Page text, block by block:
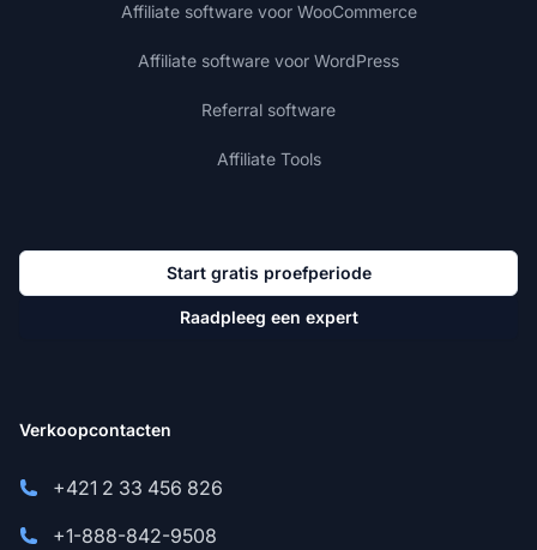
Affiliate software voor WooCommerce
Affiliate software voor WordPress
Referral software
Affiliate Tools
Start gratis proefperiode
Raadpleeg een expert
Verkoopcontacten
+421 2 33 456 826
+1-888-842-9508